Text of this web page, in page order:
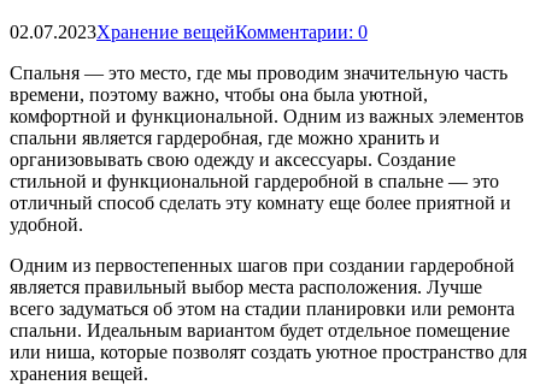
02.07.2023Хранение вещейКомментарии: 0
Спальня — это место, где мы проводим значительную часть
времени, поэтому важно, чтобы она была уютной,
комфортной и функциональной. Одним из важных элементов
спальни является гардеробная, где можно хранить и
организовывать свою одежду и аксессуары. Создание
стильной и функциональной гардеробной в спальне — это
отличный способ сделать эту комнату еще более приятной и
удобной.
Одним из первостепенных шагов при создании гардеробной
является правильный выбор места расположения. Лучше
всего задуматься об этом на стадии планировки или ремонта
спальни. Идеальным вариантом будет отдельное помещение
или ниша, которые позволят создать уютное пространство для
хранения вещей.